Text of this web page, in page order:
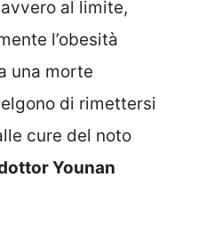
al limite,
l’obesità
una morte
di rimettersi
cure del noto
Younan